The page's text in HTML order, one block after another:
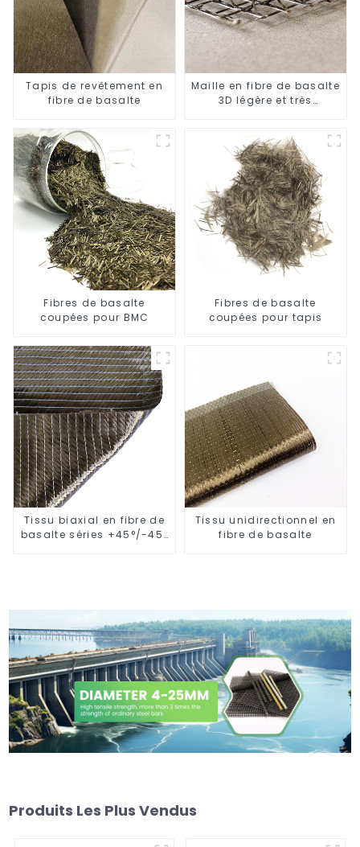
Tapis de revêtement en
fibre de basalte
Maille en fibre de basalte
3D légère et très
Fibres de basalte
coupées pour BMC
Fibres de basalte
coupées pour tapis
Tissu biaxial en fibre de
basalte séries +45°/-45°
Tissu unidirectionnel en
fibre de basalte
Produits Les Plus Vendus